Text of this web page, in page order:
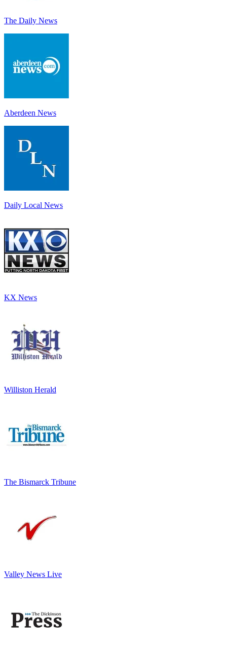
The Daily News
Aberdeen News
Daily Local News
KX News
Williston Herald
The Bismarck Tribune
Valley News Live